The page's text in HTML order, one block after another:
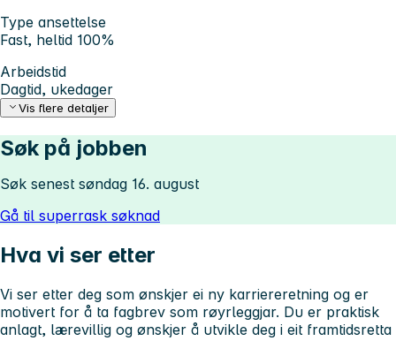
Type ansettelse
Fast, heltid 100%
Arbeidstid
Dagtid, ukedager
Vis flere detaljer
Søk på jobben
Søk senest søndag 16. august
Gå til superrask søknad
Hva vi ser etter
Vi ser etter deg som ønskjer ei ny karriereretning og er
motivert for å ta fagbrev som røyrleggjar. Du er praktisk
anlagt, lærevillig og ønskjer å utvikle deg i eit framtidsretta